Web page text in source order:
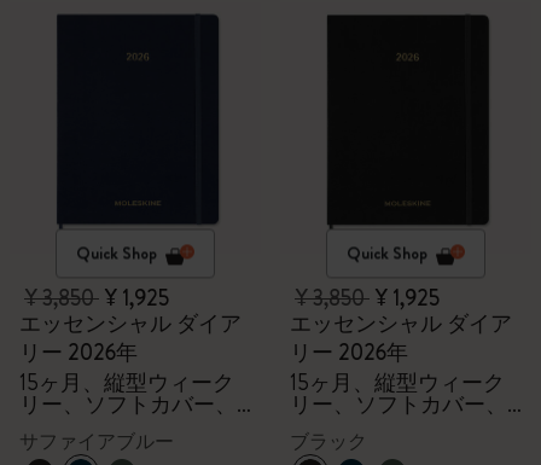
Quick Shop
¥ 3,850¥ 1,925
エッセンシャル ダイア
リー 2026年
15ヶ月、縦型ウィーク
リー、ソフトカバー、
サファイアブルー
Quick Shop
¥ 3,850¥ 1,925
エッセンシャル ダイア
リー 2026年
15ヶ月、縦型ウィーク
リー、ソフトカバー、
XXL
ブラック